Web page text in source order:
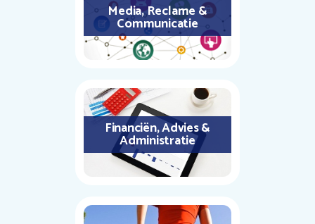
Media, Reclame &
Communicatie
Financiën, Advies &
Administratie